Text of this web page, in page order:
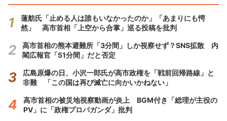
蓮舫氏「止める人は誰もいなかったのか」「あまりにも愕
然」 高市首相「上空から合掌」巡る投稿を批判
高市首相の熊本避難所「3分間」しか視察せず？SNS拡散 内
閣広報官「51分間」だと否定
広島原爆の日、小沢一郎氏が高市政権を「戦前回帰路線」と
非難 「この国は再び滅亡に向かいかねない」
高市首相の被災地視察動画が炎上 BGM付き「総理が主役の
PV」に「政権プロパガンダ」批判